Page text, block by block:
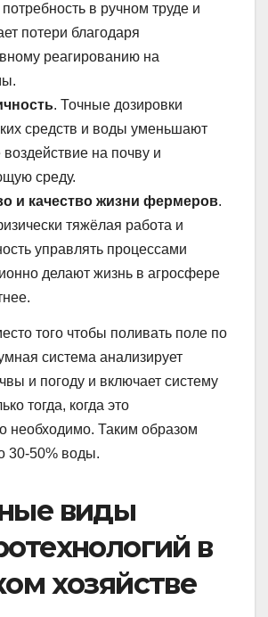
в ручном труде и
потери благодаря
реагированию на
. Точные дозировки
средств и воды уменьшают
на почву и
среду.
и качество жизни фермеров.
тяжёлая работа и
управлять процессами
делают жизнь в агросфере
того чтобы поливать поле по
система анализирует
и погоду и включает систему
тогда, когда это
необходимо. Таким образом
30-50% воды.
виды
в
хозяйстве